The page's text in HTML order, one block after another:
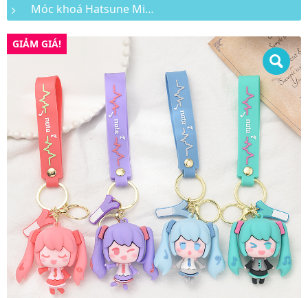
Móc khoá Hatsune Miku búp bê dây silicone
GIẢM GIÁ!